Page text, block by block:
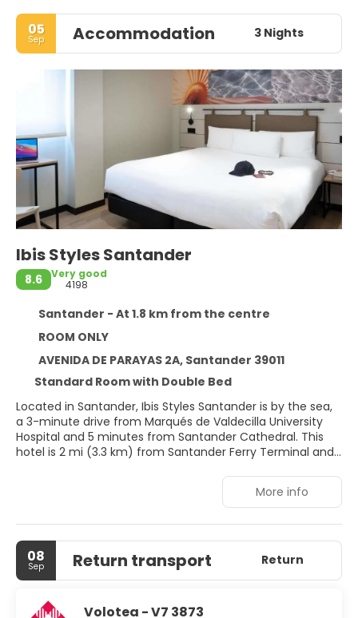
05
Sep Accommodation 3 Nights
Ibis Styles Santander
8.6
Very good
4198
Santander - At 1.8 km from the centre
ROOM ONLY
AVENIDA DE PARAYAS 2A, Santander 39011
Standard Room with Double Bed
Located in Santander, Ibis Styles Santander is by the sea,
a 3-minute drive from Marqués de Valdecilla University
Hospital and 5 minutes from Santander Cathedral. This
hotel is 2 mi (3.3 km) from Santander Ferry Terminal and
Enjoy recreation amenities such as a 24-hour fitness
center or take in the view from a garden. Additional
features at this hotel include complimentary wireless
internet access, concierge services, and a banquet hall.
Make yourself at home in one of the 93 air-conditioned
wireless internet access keeps you connected, and digital
More info
08
Sep Return transport Return
Volotea - V7 3873